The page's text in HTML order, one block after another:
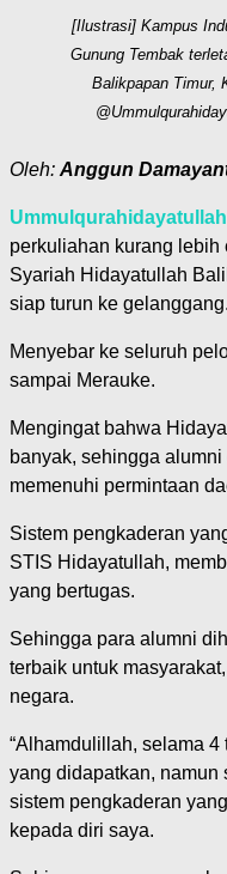
[Ilustrasi] Kampus
Gunung Tembak
Balikpapan Timur,
Oleh: Anggun
perkuliahan kurang lebih
Syariah Hidayatullah
siap turun ke gelanggang.
Menyebar ke seluruh
sampai Merauke.
Mengingat bahwa
banyak, sehingga
memenuhi permintaan
Sistem pengkaderan
STIS Hidayatullah,
yang bertugas.
Sehingga para alumni
terbaik untuk
negara.
“Alhamdulillah, selama
yang didapatkan, namun
sistem pengkaderan
kepada diri saya.